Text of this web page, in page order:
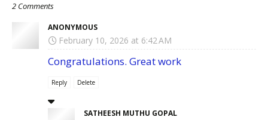
2 Comments
ANONYMOUS
February 10, 2026 at 6:42 AM
Congratulations. Great work
Reply Delete
SATHEESH MUTHU GOPAL